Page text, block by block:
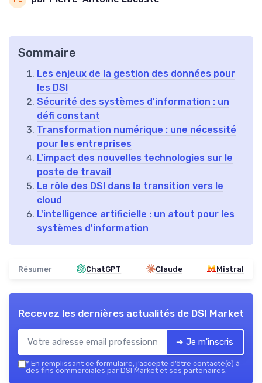
Sommaire
Les enjeux de la gestion des données pour
les DSI
Sécurité des systèmes d'information : un
défi constant
Transformation numérique : une nécessité
pour les entreprises
L'impact des nouvelles technologies sur le
poste de travail
Le rôle des DSI dans la transition vers le
cloud
L'intelligence artificielle : un atout pour les
systèmes d'information
Résumer ChatGPT Claude Mistral
Recevez les dernières actualités de DSI Market
➔ Je m'inscris
* En remplissant ce formulaire, j’accepte d’être contacté(e) à
des fins commerciales par DSI Market et ses partenaires.